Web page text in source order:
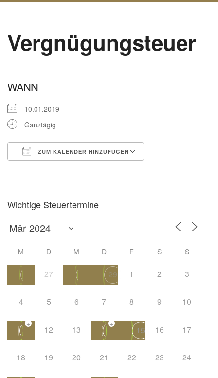
Vergnügungsteuer
WANN
10.01.2019
Ganztägig
ZUM KALENDER HINZUFÜGEN
Wichtige Steuertermine
M D M D F S S
27 29 1 2 3
4 5 6 7 8 9 10
11
+
12 13 14
+
15 16 17
18 19 20 21 22 23 24